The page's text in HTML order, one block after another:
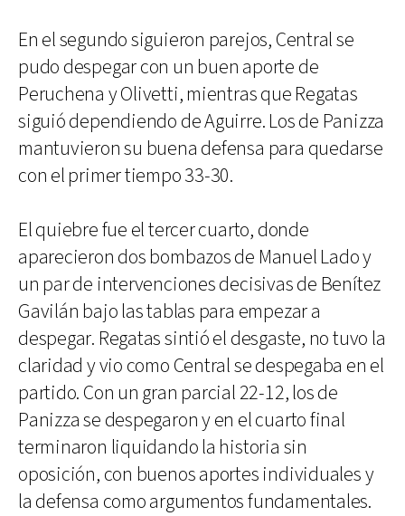
En el segundo siguieron parejos, Central se
pudo despegar con un buen aporte de
Peruchena y Olivetti, mientras que Regatas
siguió dependiendo de Aguirre. Los de Panizza
mantuvieron su buena defensa para quedarse
con el primer tiempo 33-30.
El quiebre fue el tercer cuarto, donde
aparecieron dos bombazos de Manuel Lado y
un par de intervenciones decisivas de Benítez
Gavilán bajo las tablas para empezar a
despegar. Regatas sintió el desgaste, no tuvo la
claridad y vio como Central se despegaba en el
partido. Con un gran parcial 22-12, los de
Panizza se despegaron y en el cuarto final
terminaron liquidando la historia sin
oposición, con buenos aportes individuales y
la defensa como argumentos fundamentales.